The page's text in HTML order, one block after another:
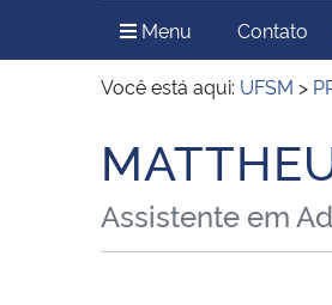
Ministério do Meio Ambiente
Secretaria de Governo
Menu MenuContato
Você está aqui: UFSM >
Início do conteúdo
Assistente em